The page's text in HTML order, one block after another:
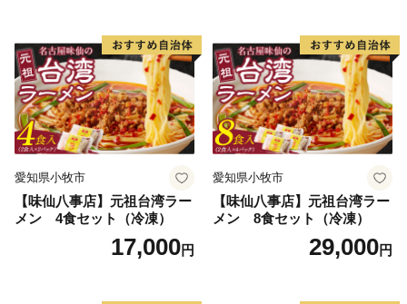
愛知県小牧市
【味仙八事店】元祖台湾ラー
メン 4食セット（冷凍）
17,000円
愛知県小牧市
【味仙八事店】元祖台湾ラー
メン 8食セット（冷凍）
29,000円